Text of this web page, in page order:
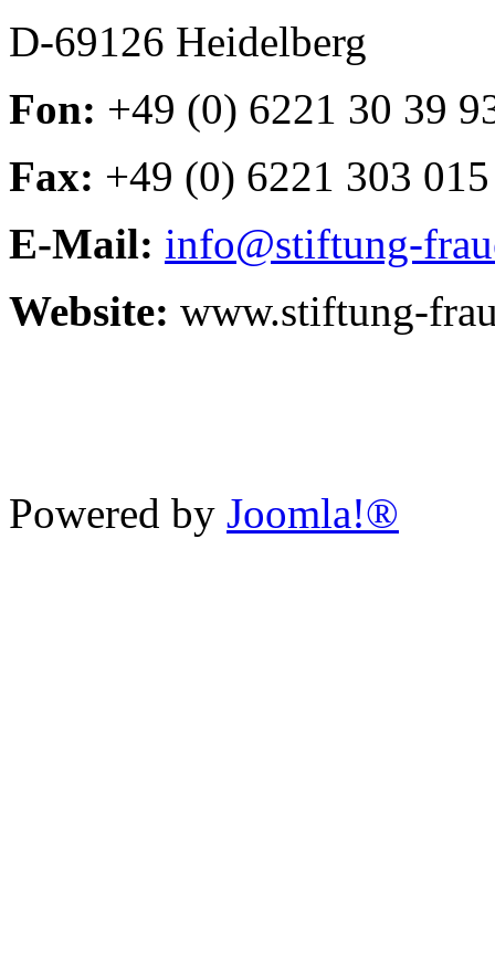
D-69126 Heidelberg
Fon: +49 (0) 6221 30 39
Fax: +49 (0) 6221 303 015
E-Mail: info@stiftung-
Website: www.stiftung-
Powered by Joomla!®